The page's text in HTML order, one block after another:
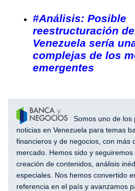
#Análisis: Posible
reestructuración
Venezuela sería
complejas de los
emergentes
Somos uno de los
noticias en Venezuela para temas
financieros y de negocios, con más
mercado. Hemos sido y
creación de contenidos, análisis
especiales. Nos hemos convertido
referencia en el país y avanzamos